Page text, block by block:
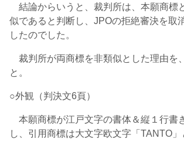
結論からいうと、裁判所は、本願商標
似であると判断し、JPOの拒絶審決を取
したのでした。
裁判所が両商標を非類似とした理由を
と。
○外観（判決文6頁）
本願商標が江戸文字の書体＆縦１行書
し、引用商標は大文字欧文字「TANTO